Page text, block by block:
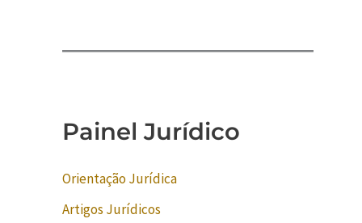
Painel Jurídico
Orientação Jurídica
Artigos Jurídicos